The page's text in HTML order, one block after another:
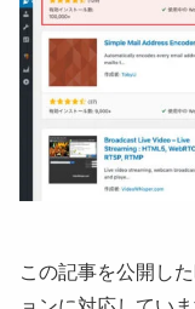
この記事を公開し